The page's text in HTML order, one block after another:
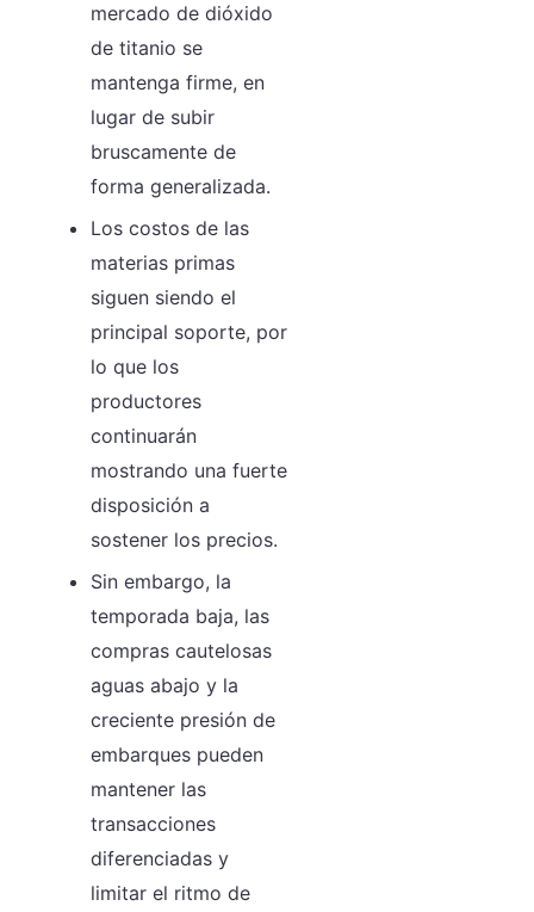
mercado de dióxido
de titanio se
mantenga firme, en
lugar de subir
bruscamente de
forma generalizada.
Los costos de las
materias primas
siguen siendo el
principal soporte, por
lo que los
productores
continuarán
mostrando una fuerte
disposición a
sostener los precios.
Sin embargo, la
temporada baja, las
compras cautelosas
aguas abajo y la
creciente presión de
embarques pueden
mantener las
transacciones
diferenciadas y
limitar el ritmo de